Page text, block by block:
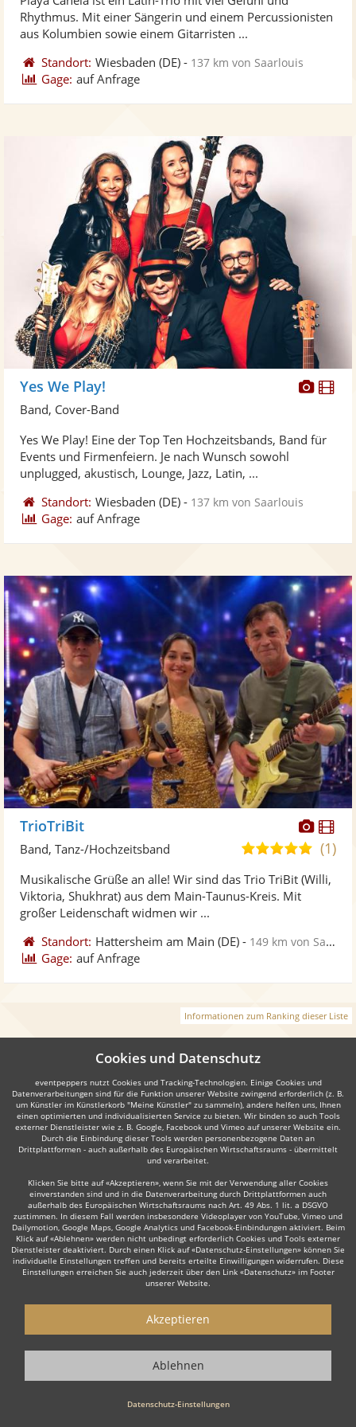
Rhythmus. Mit einer Sängerin und einem Percussionisten
aus Kolumbien sowie einem Gitarristen ...
Standort: Wiesbaden (DE) - 137 km von Saarlouis
Gage: auf Anfrage
Fotos
Yes We Play!
Band, Cover-Band
Yes We Play! Eine der Top Ten Hochzeitsbands, Band für
Events und Firmenfeiern. Je nach Wunsch sowohl
unplugged, akustisch, Lounge, Jazz, Latin, ...
Standort: Wiesbaden (DE) - 137 km von Saarlouis
Gage: auf Anfrage
Fotos
TrioTriBit
5,0
5
(1)
Band, Tanz-/Hochzeitsband
Musikalische Grüße an alle! Wir sind das Trio TriBit (Willi,
Viktoria, Shukhrat) aus dem Main-Taunus-Kreis. Mit
großer Leidenschaft widmen wir ...
Standort: Hattersheim am Main (DE) - 149 km von Saarlouis
Gage: auf Anfrage
Informationen zum Ranking dieser Liste
Weiter
Rock Top 40 Alternative Band Schlager- & Oldies
Wie funktioniert's?
Starten Sie mit dem Button 'Kostenlos anfragen' eine Anfrage an die für
Showbands. Diesen Button finden Sie auf den jeweiligen Künstler-Profil-
Cookies und Datenschutz
eventpeppers nutzt Cookies und Tracking-Technologien. Einige Cookies und
Datenverarbeitungen sind für die Funktion unserer Website zwingend erforderlich (z. B.
um Künstler im Künstlerkorb "Meine Künstler" zu sammeln), andere helfen uns, Ihnen
einen optimierten und individualisierten Service zu bieten. Wir binden so auch Tools
externer Dienstleister wie z. B. Google, Facebook und Vimeo auf unserer Website ein.
Durch die Einbindung dieser Tools werden personenbezogene Daten an
Drittplattformen - auch außerhalb des Europäischen Wirtschaftsraums - übermittelt
und verarbeitet.
Klicken Sie bitte auf «Akzeptieren», wenn Sie mit der Verwendung aller Cookies
einverstanden sind und in die Datenverarbeitung durch Drittplattformen auch
außerhalb des Europäischen Wirtschaftsraums nach Art. 49 Abs. 1 lit. a DSGVO
zustimmen. In diesem Fall werden insbesondere Videoplayer von YouTube, Vimeo und
Dailymotion, Google Maps, Google Analytics und Facebook-Einbindungen aktiviert. Beim
Klick auf «Ablehnen» werden nicht unbedingt erforderlich Cookies und Tools externer
Dienstleister deaktiviert. Durch einen Klick auf «Datenschutz-Einstellungen» können Sie
individuelle Einstellungen treffen und bereits erteilte Einwilligungen widerrufen. Diese
Einstellungen erreichen Sie auch jederzeit über den Link «Datenschutz» im Footer
unserer Website.
Datenschutz-Einstellungen
Akzeptieren
Ablehnen